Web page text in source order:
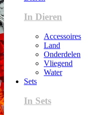
In Dieren
Accessoires
Land
Onderdelen
Vliegend
Water
Sets
In Sets